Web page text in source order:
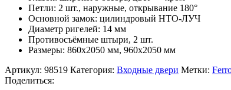
Петли: 2 шт., наружные, открывание 180°
Основной замок: цилиндровый НТО-ЛУЧ
Диаметр ригелей: 14 мм
Противосъёмные штыри, 2 шт.
Размеры: 860х2050 мм, 960х2050 мм
Артикул: 98519 Категория: Входные двери Метки:
Поделиться: